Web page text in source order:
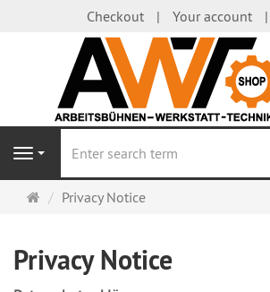
Checkout Your account
Navigation
MainPrivacy Notice
Privacy Notice